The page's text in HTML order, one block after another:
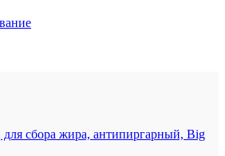
сбора жира, антипиргарный, Big